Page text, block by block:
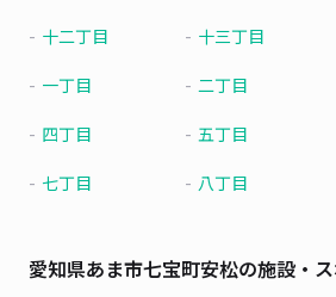
十二丁目 十三丁目
一丁目 二丁目
四丁目 五丁目
七丁目 八丁目
愛知県あま市七宝町安松の施設・